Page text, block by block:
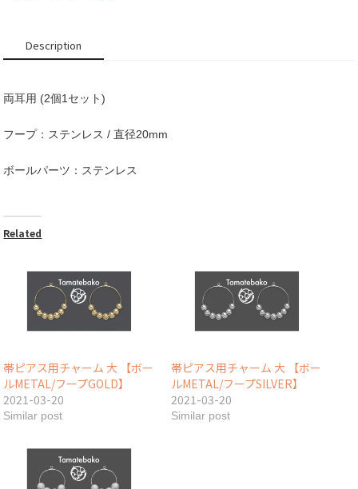
大/
ー
SILVER】
Description
両耳用 (2個1セット)
フープ：ステンレス / 直径20mm
ボールパーツ：ステンレス
Related
帯ピアス用チャーム 大 【ボー
ルMETAL/フープGOLD】
2021-03-20
Similar post
帯ピアス用チャーム 大 【ボー
ルMETAL/フープSILVER】
2021-03-20
Similar post